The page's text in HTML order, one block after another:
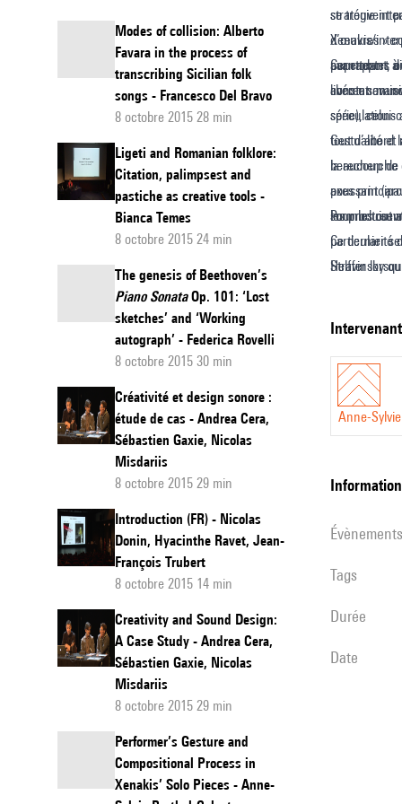
Modes of collision: Alberto
Favara in the process of
transcribing Sicilian folk
songs - Francesco Del Bravo
8 octobre 2015 28 min
Ligeti and Romanian folklore:
Citation, palimpsest and
pastiche as creative tools -
Bianca Temes
8 octobre 2015 24 min
The genesis of Beethoven’s
Piano SonataOp. 101: ‘Lost
sketches’ and ‘Working
autograph’ - Federica Rovelli
8 octobre 2015 30 min
Créativité et design sonore :
étude de cas - Andrea Cera,
Sébastien Gaxie, Nicolas
Misdariis
8 octobre 2015 29 min
Introduction (FR) - Nicolas
Donin, Hyacinthe Ravet, Jean-
François Trubert
8 octobre 2015 14 min
Creativity and Sound Design:
A Case Study - Andrea Cera,
Sébastien Gaxie, Nicolas
Misdariis
8 octobre 2015 29 min
Performer’s Gesture and
Compositional Process in
Xenakis’ Solo Pieces - Anne-
de
dans
:
le
cas
des
Xenakis
stratégie
d’œuvres »
avanttextes
constat
spéculations
se trouvent
Xenakis/
par rapport
libérer son
Cependant,
avec un
série), celui-
tout d’abord
beaucoup
axes
les
Gestualité et
la recherche
poussant
somme tout
particularité
Stravinsky
ces
pose alors
son «
il apparaît
de registres
alors
Pour les
Ce dernier
Helffer
du geste de
du
Anne-
évènements
Tags
durée
date